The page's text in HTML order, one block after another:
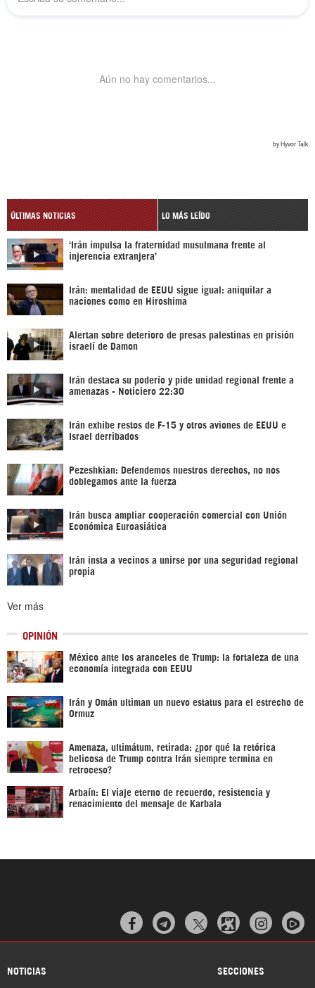
ÚLTIMAS NOTICIAS LO MÁS LEÍDO
‘Irán impulsa la fraternidad musulmana frente al
injerencia extranjera’
Irán: mentalidad de EEUU sigue igual: aniquilar a
naciones como en Hiroshima
Alertan sobre deterioro de presas palestinas en prisión
israelí de Damon
Irán destaca su poderío y pide unidad regional frente a
amenazas - Noticiero 22:30
Irán exhibe restos de F-15 y otros aviones de EEUU e
Israel derribados
Pezeshkian: Defendemos nuestros derechos, no nos
doblegamos ante la fuerza
Irán busca ampliar cooperación comercial con Unión
Económica Euroasiática
Irán insta a vecinos a unirse por una seguridad regional
propia
Ver más
OPINIÓN
México ante los aranceles de Trump: la fortaleza de una
economía integrada con EEUU
Irán y Omán ultiman un nuevo estatus para el estrecho de
Ormuz
Amenaza, ultimátum, retirada: ¿por qué la retórica
belicosa de Trump contra Irán siempre termina en
retroceso?
Arbaín: El viaje eterno de recuerdo, resistencia y
renacimiento del mensaje de Karbala
  
NOTICIAS SECCIONES